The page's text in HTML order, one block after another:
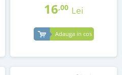
16,00 Lei
Adauga in cos